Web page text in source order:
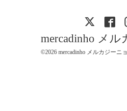
mercadinho メル
©2026 mercadinho メルカジーニョ